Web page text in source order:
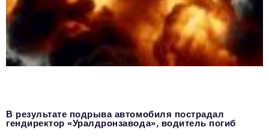
В результате подрыва автомобиля пострадал
гендиректор «Уралдронзавода», водитель погиб